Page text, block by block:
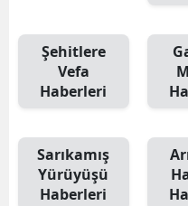
Şehitlere
Vefa
Haberleri
Sarıkamış
Yürüyüşü
Haberleri